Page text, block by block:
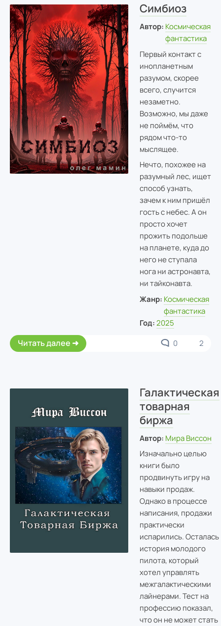
Симбиоз
Автор: Космическая
фантастика
Первый контакт с
инопланетным
разумом, скорее
всего, случится
незаметно.
Возможно, мы даже
не поймём, что
рядом что-то
мыслящее.
Нечто, похожее на
разумный лес, ищет
способ узнать,
зачем к ним пришёл
гость с небес. А он
просто хочет
прожить подольше
на планете, куда до
него не ступала
нога ни астронавта,
ни тайконавта.
Жанр: Космическая
фантастика
Год: 2025
Читать далее 0 2
Галактическая
товарная
биржа
Автор: Мира Виссон
Изначально целью
книги было
продвинуть игру на
навыки продаж.
Однако в процессе
написания, продажи
практически
испарились. Осталась
история молодого
пилота, который
хотел управлять
межгалактическими
лайнерами. Тест на
профессию показал,
что он не может стать